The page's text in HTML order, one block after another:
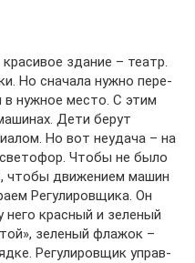
здание – театр.
Но сначала нужно пере­
в нужное место. С этим
Дети берут
Но вот неудача – на
Чтобы не было
чтобы движе­нием машин
Регулировщика. Он
него крас­ный и зеле­ный
зеле­ный флажок –
Регу­ли­ров­щик управ­